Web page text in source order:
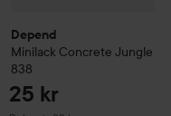
Depend
Minilack Concrete Jungle
838
25 kr